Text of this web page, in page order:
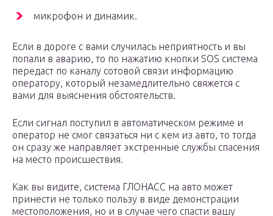
микрофон и динамик.
Если в дороге с вами случилась неприятность и вы
попали в аварию, то по нажатию кнопки SOS система
передаст по каналу сотовой связи информацию
оператору, который незамедлительно свяжется с
вами для выяснения обстоятельств.
Если сигнал поступил в автоматическом режиме и
оператор не смог связаться ни с кем из авто, то тогда
он сразу же направляет экстренные службы спасения
на место происшествия.
Как вы видите, система ГЛОНАСС на авто может
принести не только пользу в виде демонстрации
местоположения, но и в случае чего спасти вашу